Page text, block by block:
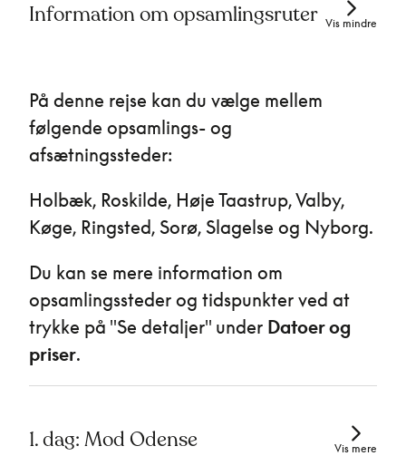
Information om opsamlingsruter Vis mindre
På denne rejse kan du vælge mellem
følgende opsamlings- og
afsætningssteder:
Holbæk, Roskilde, Høje Taastrup, Valby,
Køge, Ringsted, Sorø, Slagelse og Nyborg.
Du kan se mere information om
opsamlingssteder og tidspunkter ved at
trykke på "Se detaljer" under Datoer og
priser.
1. dag: Mod Odense Vis mere